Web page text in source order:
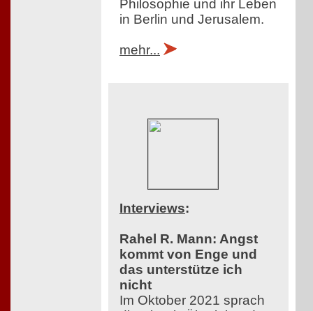
Philosophie und ihr Leben
in Berlin und Jerusalem.
mehr...
Interviews:
Rahel R. Mann: Angst
kommt von Enge und
das unterstütze ich
nicht
Im Oktober 2021 sprach